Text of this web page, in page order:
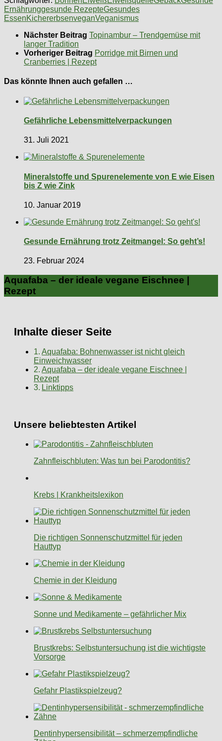
Ernährunggesunde RezepteGesundes
EssenKichererbsenveganVeganismus
Nächster Beitrag Topinambur – Trendgemüse mit
langer Tradition
Vorheriger Beitrag Porridge mit Birnen und
Cranberries | Rezept
Das könnte Ihnen auch gefallen …
Gefährliche Lebensmittelverpackungen
31. Juli 2021
Mineralstoffe und Spurenelemente von E wie Eisen
bis Z wie Zink
10. Januar 2019
Gesunde Ernährung trotz Zeitmangel: So geht’s!
23. Februar 2024
Aquafaba – der ideale vegane Eischnee |
Rezept
Inhalte dieser Seite
Aquafaba: Bohnenwasser ist nicht gleich
Einweichwasser
Aquafaba – der ideale vegane Eischnee |
Rezept
Linktipps
Unsere beliebtesten Artikel
Zahnfleischbluten: Was tun bei Parodontitis?
Krebs | Krankheitslexikon
Die richtigen Sonnenschutzmittel für jeden
Hauttyp
Chemie in der Kleidung
Sonne und Medikamente – gefährlicher Mix
Brustkrebs: Selbstuntersuchung ist die wichtigste
Vorsorge
Gefahr Plastikspielzeug?
Dentinhypersensibilität – schmerzempfindliche